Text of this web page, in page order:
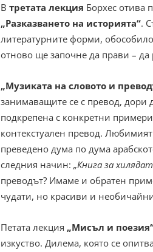
В третата лекция Борхес отива
„Разказването на историята“.
литературните форми,
отново ще започне да прави – да
„Музиката на словото и
занимаващите се с превод, дори
подкрепена с конкретни
контекстуален превод.
преведено дума по дума
следния начин: „Книга за
преводът? Имаме и обратен
чудати, но красиви и
Петата лекция „Мисъл и
изкуство. Дилема, която се